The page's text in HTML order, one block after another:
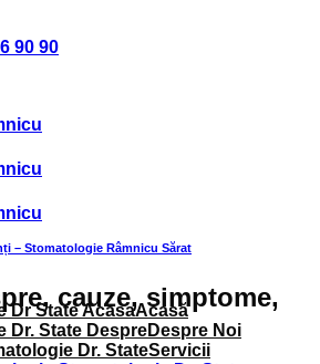
90 90
Acasă
Despre Noi
Servicii
– Stomatologie Râmnicu Sărat
cauze, simptome,